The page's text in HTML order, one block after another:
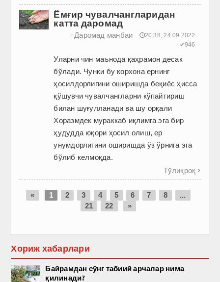
Ёмғир чувалчангларидан
катта даромад
≡Даромад манбаи
🕔20:38, 24.09.2022
✔946
Уларни чин маънода қаҳрамон десак
бўлади. Чунки бу корхона ернинг
ҳосилдорлигини оширишда беқиёс ҳисса
қўшувчи чувалчангларни кўпайтириш
билан шуғулланади ва шу орқали
Хоразмдек мураккаб иқлимга эга бир
ҳудудда юқори ҳосил олиш, ер
унумдорлигини оширишда ўз ўрнига эга
бўлиб келмоқда.
Тўлиқроқ 
« 1 2 3 4 5 6 7 8
...
21
22 »
Хориж хабарлари
Байрамдан сўнг табиий арчалар нима
қилинади?